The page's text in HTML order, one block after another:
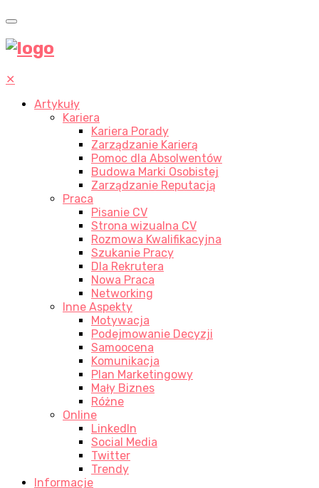
✕
Artykuły
Kariera
Kariera Porady
Zarządzanie Karierą
Pomoc dla Absolwentów
Budowa Marki Osobistej
Zarządzanie Reputacją
Praca
Pisanie CV
Strona wizualna CV
Rozmowa Kwalifikacyjna
Szukanie Pracy
Dla Rekrutera
Nowa Praca
Networking
Inne Aspekty
Motywacja
Podejmowanie Decyzji
Samoocena
Komunikacja
Plan Marketingowy
Mały Biznes
Różne
Online
LinkedIn
Social Media
Twitter
Trendy
Informacje